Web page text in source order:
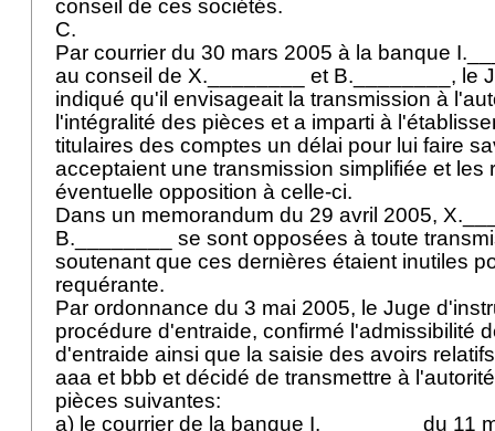
conseil de ces sociétés.
C.
Par courrier du 30 mars 2005 à la banque
au conseil de X.________ et B.________, le
indiqué qu'il envisageait la transmission à
l'intégralité des pièces et a imparti à
titulaires des comptes un délai pour lui faire
acceptaient une transmission simplifiée et les
éventuelle opposition à celle-ci.
Dans un memorandum du 29 avril 2005,
B.________ se sont opposées à toute
soutenant que ces dernières étaient inutiles
requérante.
Par ordonnance du 3 mai 2005, le Juge
procédure d'entraide, confirmé l'admissibilité
d'entraide ainsi que la saisie des avoirs
aaa et bbb et décidé de transmettre à
pièces suivantes:
a) le courrier de la banque I.________ du 11